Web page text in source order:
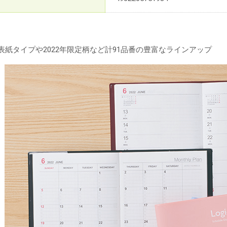
紙タイプや2022年限定柄など計91品番の豊富なラインアップ